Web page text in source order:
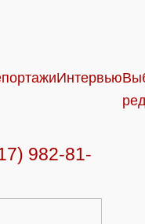
Интервью
982-81-